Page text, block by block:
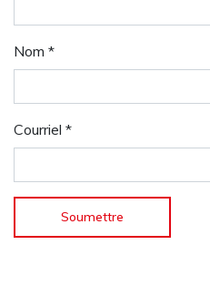
Nom *
Courriel *